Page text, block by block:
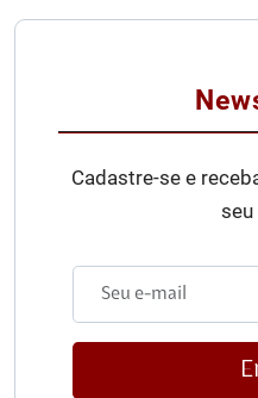
Cadastre-se e
seu